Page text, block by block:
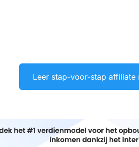
Leer stap-voor-stap affiliate